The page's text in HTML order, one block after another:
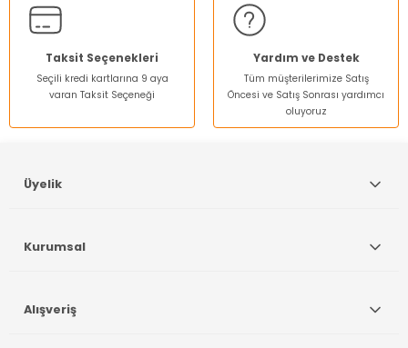
Ürün fiyatı diğer sitelerden daha pahalı.
Bu ürüne benzer farklı alternatifler olmalı.
Taksit Seçenekleri
Seçili kredi kartlarına 9 aya
varan Taksit Seçeneği
Yardım ve Destek
Tüm müşterilerimize Satış
Öncesi ve Satış Sonrası yardımcı
oluyoruz
Üyelik
Kurumsal
Alışveriş